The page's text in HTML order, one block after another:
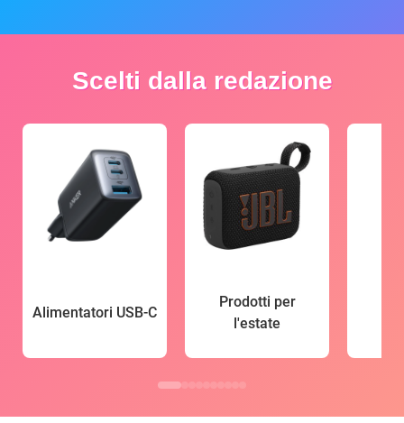
Scelti dalla redazione
Alimentatori USB-C
Prodotti per
l'estate